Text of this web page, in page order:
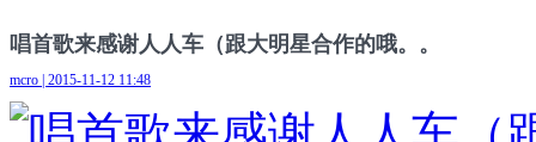
唱首歌来感谢人人车（跟大明星合作的哦。。
mcro | 2015-11-12 11:48